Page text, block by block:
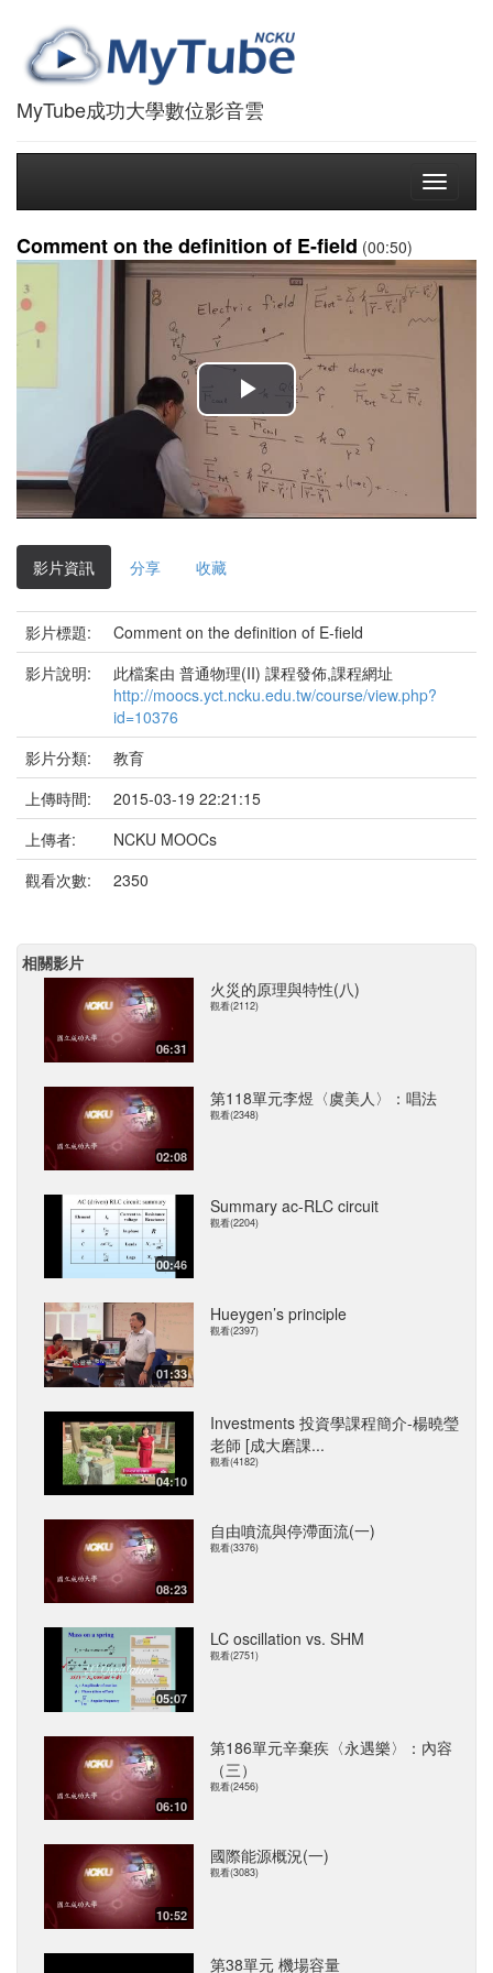
MyTube成功大學數位影音雲
Toggle
Comment on the definition of E-field (00:50)
播
放
影
影片資訊 分享 收藏
影片標題:
Comment on the definition of E-field
影片說明:
此檔案由 普通物理(II) 課程發佈,課程網址
http://moocs.yct.ncku.edu.tw/course/view.php?
id=10376
影片分類:
教育
上傳時間:
2015-03-19 22:21:15
上傳者:
NCKU MOOCs
觀看次數:
2350
相關影片
06:31
火災的原理與特性(八)
觀看(2112)
02:08
第118單元李煜〈虞美人〉：唱法
觀看(2348)
00:46
Summary ac-RLC circuit
觀看(2204)
01:33
Hueygen’s principle
觀看(2397)
04:10
Investments 投資學課程簡介-楊曉瑩
老師 [成大磨課...
觀看(4182)
08:23
自由噴流與停滯面流(一)
觀看(3376)
05:07
LC oscillation vs. SHM
觀看(2751)
06:10
第186單元辛棄疾〈永遇樂〉：內容
（三）
觀看(2456)
10:52
國際能源概況(一)
觀看(3083)
第38單元 機場容量